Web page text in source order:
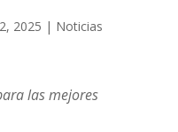
2025 | Noticias
las mejores